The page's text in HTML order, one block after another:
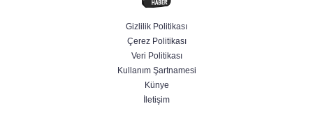
Savunma Anlaşması imzalandı
Venezuela'da iktidar partisi ile muhalefet
mutabık kaldı
BM'nin teklifine Türk tarafından kabul,
Gizlilik Politikası
Çerez Politikası
Veri Politikası
Kullanım Şartnamesi
Künye
İletişim